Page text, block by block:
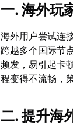
一. 海外玩
海外用户尝试连
跨越多个国际节
频发，易引起卡
程变得不流畅，
二. 提升海